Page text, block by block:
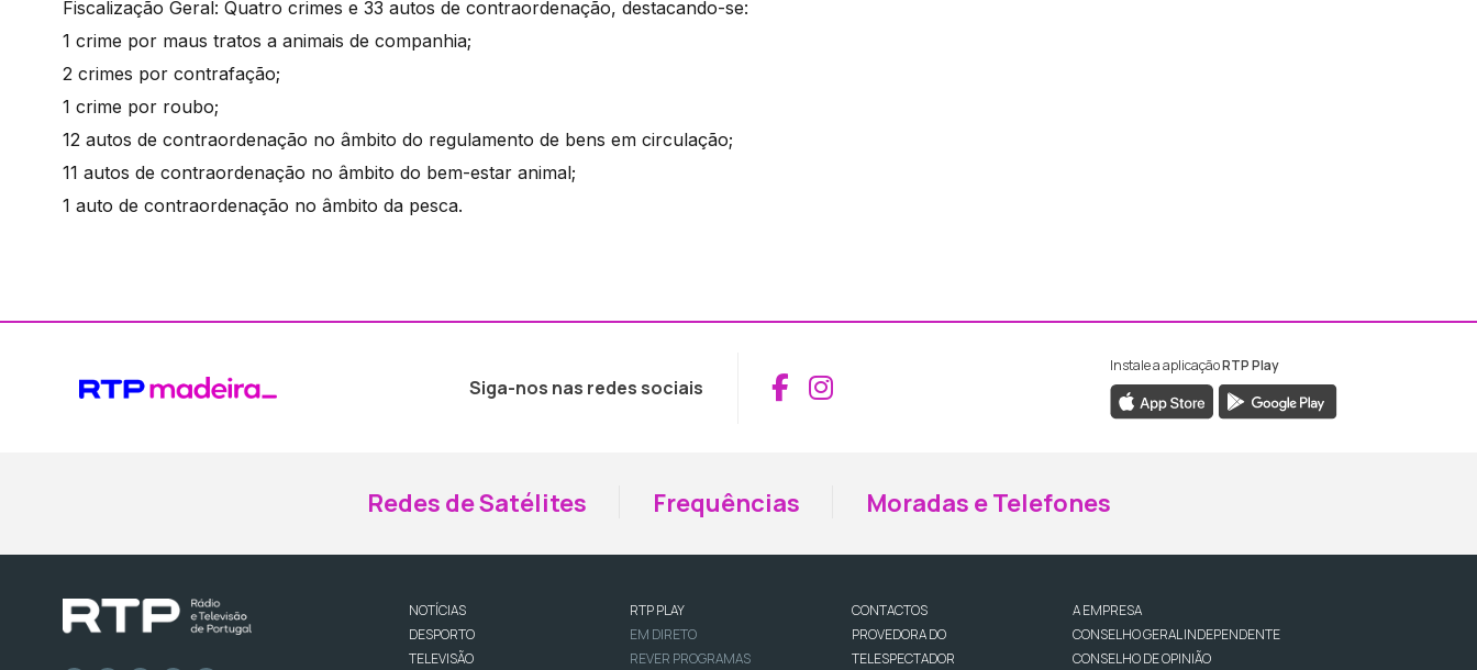
Fiscalização Geral: Quatro crimes e 33 autos de contraordenação, destacando-se:
1 crime por maus tratos a animais de companhia;
2 crimes por contrafação;
1 crime por roubo;
12 autos de contraordenação no âmbito do regulamento de bens em circulação;
11 autos de contraordenação no âmbito do bem-estar animal;
1 auto de contraordenação no âmbito da pesca.
Siga-nos nas redes sociais Aceder ao Facebook da RTP Madeira
Aceder ao Instagram da RTP Madeira
Instale a aplicaçãoRTP Play
Redes de Satélites Frequências Moradas e Telefones
NOTÍCIAS
DESPORTO
TELEVISÃO
RTP PLAY
EM DIRETO
REVER PROGRAMAS
CONTACTOS
PROVEDORA DO
TELESPECTADOR
A EMPRESA
CONSELHO GERAL INDEPENDENTE
CONSELHO DE OPINIÃO